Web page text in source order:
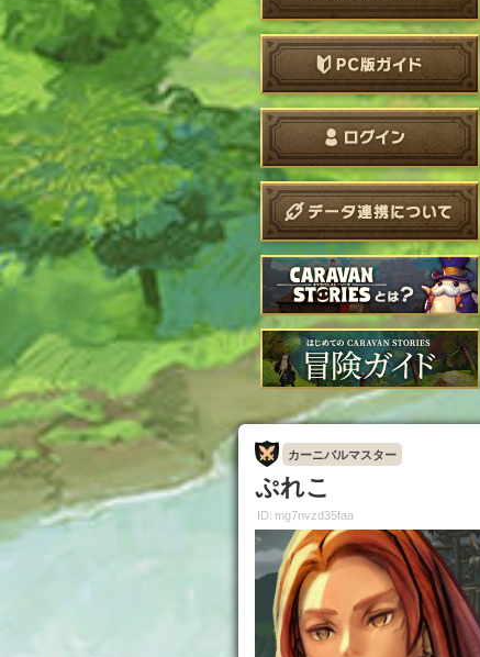
カーニバルマスター
ぷれこ
ID: mg7nvzd35faa